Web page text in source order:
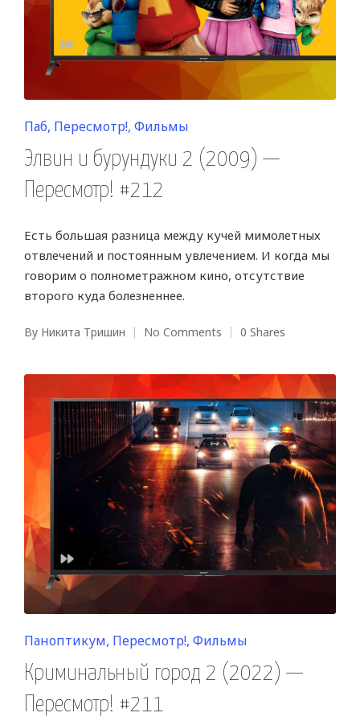
Posted
in
Паб Пересмотр! Фильмы
Элвин и бурундуки 2 (2009) —
Пересмотр! #212
Есть большая разница между кучей мимолетных
отвлечений и постоянным увлечением. И когда мы
говорим о полнометражном кино, отсутствие
второго куда болезненнее.
Posted
By Никита Тришин No Comments 0 Shares
Posted
in
Паноптикум Пересмотр! Фильмы
Криминальный город 2 (2022) —
Пересмотр! #211